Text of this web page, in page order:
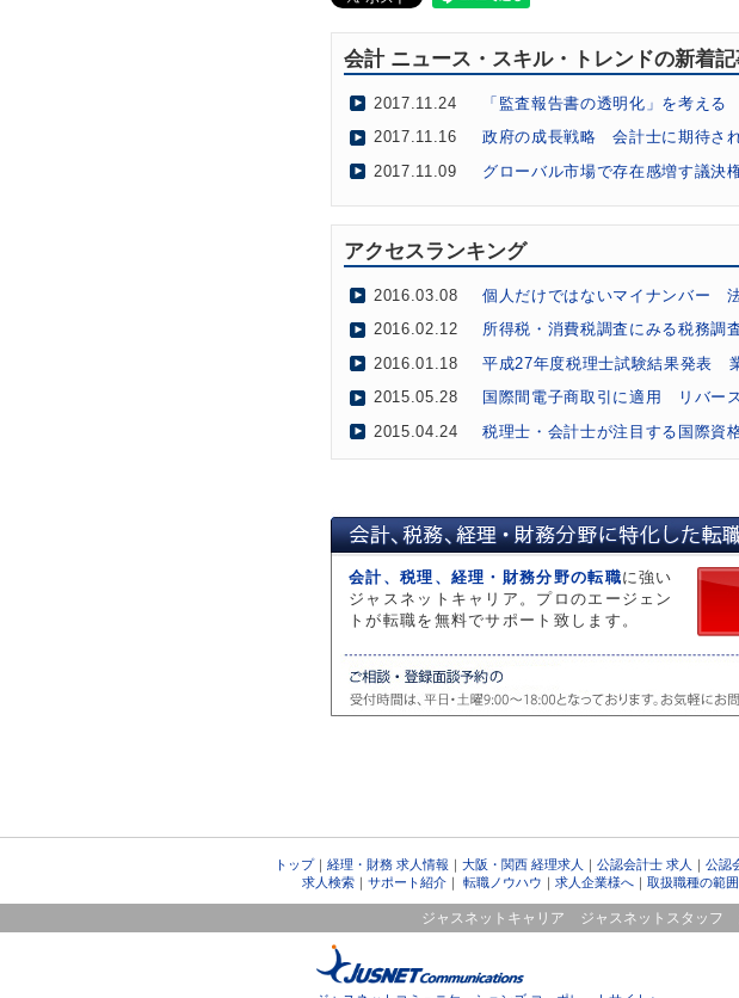
会計 ニュース・スキル・トレンドの新着
2017.11.24
「監査報告書の透明化」を考える
2017.11.16
政府の成長戦略 会計士に期待さ
2017.11.09
グローバル市場で存在感増す議決
2017.10.11
仮想通貨と会計・税務の最新事
2017.10.03
クラウドファンディングの会計税
2017.09.05
「ザ・コンサルタント」でも描写 会
2017.08.30
社会福祉法人への会計監査人によ
2017.08.01
会計士注目 財務会計基準機構が「国
2017.06.27
会計士の注目スキル 「フォレン
2017.06.19
国際機関の事務局設置 日本IFIAR
2017.05.22
中企庁「事業承継ガイドライン」
2017.04.17
合格者9年ぶり増加 平成28年公
2017.03.21
NPV、IRRとは？会計士が重視す
2017.03.13
会計士のアドバイスが「内部留保
2017.02.06
地方創生との関係は？中小企業
2017.01.30
M&A&Dとは？ 会社再編手法と
2016.11.14
会計士の税理士資格付与要件の厳
2016.10.31
2016年上半期レポート（首都圏）
2016.10.31
2016年上半期レポート（東海）
アクセスランキング
2016.03.08
個人だけではないマイナンバー
2016.02.12
所得税・消費税調査にみる税務調
2016.01.18
平成27年度税理士試験結果発表
2015.05.28
国際間電子商取引に適用 リバー
2015.04.24
税理士・会計士が注目する国際資格
会計、税理、経理・財務分野の転職に強い
ジャスネットキャリア。プロのエージェン
トが転職を無料でサポート致します。
トップ｜ 経理・財務 求人情報 ｜ 大阪・関西 経理求人 ｜ 公認会計士 求人 ｜ 公認
求人検索｜ サポート紹介｜ 転職ノウハウ ｜ 求人企業様へ｜ 取扱職種の範
ジャスネットキャリア ジャスネットスタッフ